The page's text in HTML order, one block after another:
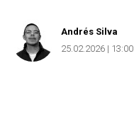
Andrés Silva
25.02.2026 | 13:00